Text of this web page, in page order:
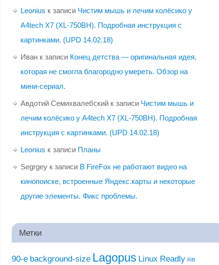
Leonius к записи Чистим мышь и лечим колёсико у
A4tech X7 (XL-750BH). Подробная инструкция с
картинками. (UPD 14.02.18)
Иванк записи Конец детства — оригинальная идея,
которая не смогла благородно умереть. Обзор на
мини-сериал.
Авдотий Семихвалебскийк записи Чистим мышь и
лечим колёсико у A4tech X7 (XL-750BH). Подробная
инструкция с картинками. (UPD 14.02.18)
Leonius к записи Планы
Segrgeyк записи В FireFox не работают видео на
кинопоиске, встроенные Яндекс.карты и некоторые
другие элементы. Фикс проблемы.
Метки
90-е background-size Lagopus Linux Readly Rift